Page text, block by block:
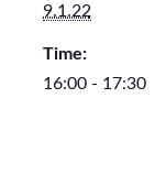
9.1.22
Time:
16:00 - 17:30